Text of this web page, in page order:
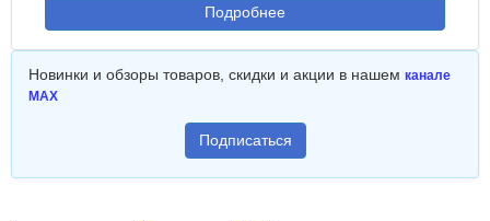
Подробнее
Новинки и обзоры товаров, скидки и акции в нашем канале
MAX
Подписаться